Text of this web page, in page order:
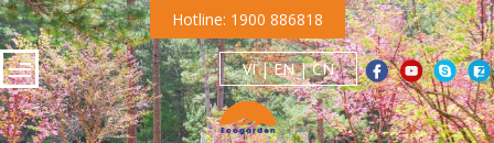
Hotline: 1900 886818
VI|EN|CN